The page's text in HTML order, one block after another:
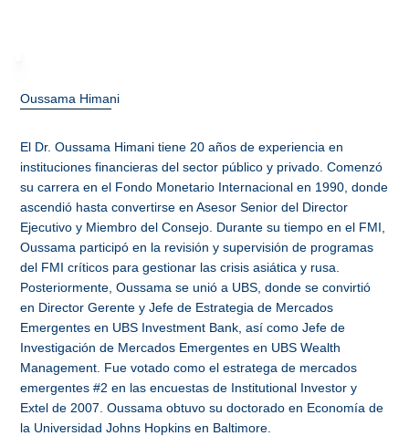
Oussama Himani
El Dr. Oussama Himani tiene 20 años de experiencia en
instituciones financieras del sector público y privado. Comenzó
su carrera en el Fondo Monetario Internacional en 1990, donde
ascendió hasta convertirse en Asesor Senior del Director
Ejecutivo y Miembro del Consejo. Durante su tiempo en el FMI,
Oussama participó en la revisión y supervisión de programas
del FMI críticos para gestionar las crisis asiática y rusa.
Posteriormente, Oussama se unió a UBS, donde se convirtió
en Director Gerente y Jefe de Estrategia de Mercados
Emergentes en UBS Investment Bank, así como Jefe de
Investigación de Mercados Emergentes en UBS Wealth
Management. Fue votado como el estratega de mercados
emergentes #2 en las encuestas de Institutional Investor y
Extel de 2007. Oussama obtuvo su doctorado en Economía de
la Universidad Johns Hopkins en Baltimore.